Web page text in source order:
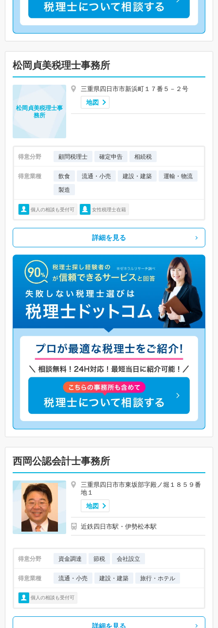
松岡貞美税理士事務所
三重県四日市市新浜町１７番５－２号
地図
松岡貞美税理士事
務所
得意分野 顧問税理士 確定申告 相続税
得意業種 飲食 流通・小売 建設・建築
運輸・物流
製造
個人の相談も受付可 女性税理士在籍
詳細を見る
西岡公認会計士事務所
三重県四日市市東坂部字殿ノ堀１８５９番
地１
地図
近鉄四日市駅・伊勢松本駅
得意分野 資金調達 節税 会社設立
得意業種 流通・小売 建設・建築 旅行・ホテル
個人の相談も受付可
詳細を見る